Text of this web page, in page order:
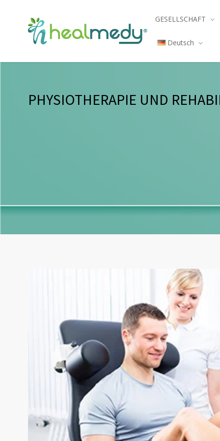
GESELLSCHAFT
Deutsch
PHYSIOTHERAPIE UND